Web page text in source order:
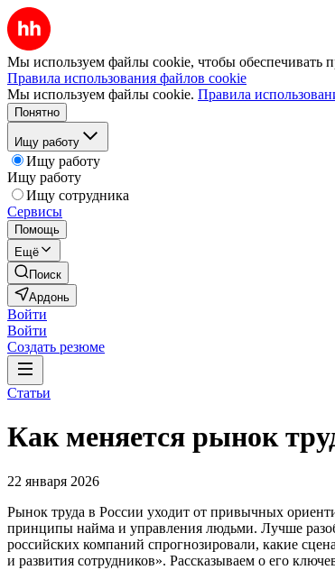
Мы используем файлы cookie, чтобы обеспечивать
Правила использования файлов cookie
Мы используем файлы cookie. Правила
Понятно
Ищу работу
Ищу работу
Ищу работу
Ищу сотрудника
Сервисы
Помощь
Ещё
Поиск
Ардонь
Войти
Войти
Создать резюме
Статьи
Как меняется рынок
22 января 2026
Рынок труда в России уходит от привычных
принципы найма и управления людьми. Лучше
российских компаний спрогнозировали, какие
и развития сотрудников». Рассказываем о его